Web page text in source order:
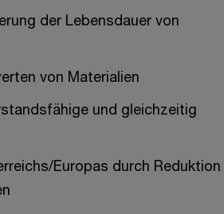
der Lebensdauer von
von Materialien
und gleichzeitig
Europas durch Reduktion